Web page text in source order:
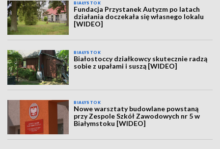
BIAŁYSTOK
Fundacja Przystanek Autyzm po latach
działania doczekała się własnego lokalu
[WIDEO]
BIAŁYSTOK
Białostoccy działkowcy skutecznie radzą
sobie z upałami i suszą [WIDEO]
BIAŁYSTOK
Nowe warsztaty budowlane powstaną
przy Zespole Szkół Zawodowych nr 5 w
Białymstoku [WIDEO]